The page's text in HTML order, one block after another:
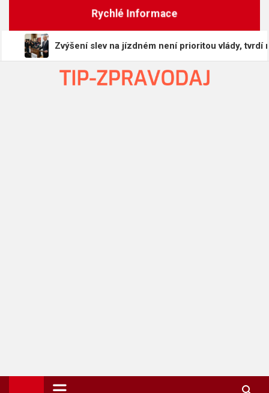
content
Rychlé Informace
Zvýšení slev na jízdném není prioritou vlády, tvrdí ministr
TIP-ZPRAVODAJ.CZ
On-line zpravodajství | Press